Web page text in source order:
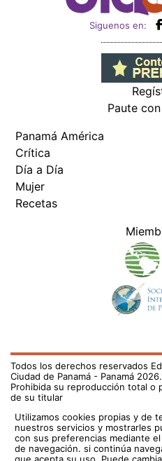
Siguenos en:
Paute
Panamá América
Crítica
Día a Día
Mujer
Recetas
Todos los derechos reservados
Ciudad de Panamá - Panamá 2026.
Prohibida su reproducción total o
de su titular
Utilizamos cookies propias y de
nuestros servicios y mostrarles
con sus preferencias mediante
de navegación. si continúa